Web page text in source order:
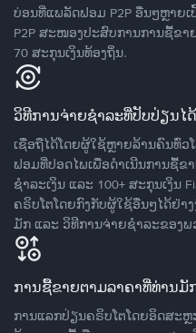
ບ່ອນທີ່ແພລັດຟອມ P2P ອື່ນໆຫຼາຍ
P2P ສະໜອງປະສົບການການຊື້ຂາ
70 ສະກຸນເງິນທ້ອງຖິ່ນ.
ວິທີການຈ່າຍຊຳລະທີ່ປັບປ່ຽນໄດ້
ເຊື່ອຖືໄດ້ໂດຍຜູ້ໃຊ້ຫຼາຍລ້ານຄົນທົ່ວ
ຟອມທີ່ປອດໄພເພື່ອດໍາເນີນການຊື້ຂ
ຊໍາລະເງິນ ແລະ 100+ ສະກຸນເງິນ
ຄຣິບໂຕໂດຍກົງກັບຜູ້ໃຊ້ອື່ນໆໄດ້ຢ່າ
ມັກ ແລະ ວິທີການຈ່າຍຊຳລະຂອງພ
ການຊື້ຂາຍຕາມລາຄາທີ່ທ່ານມັ
ການແລກປ່ຽນຄຣິບໂຕໂດຍອິດສະ